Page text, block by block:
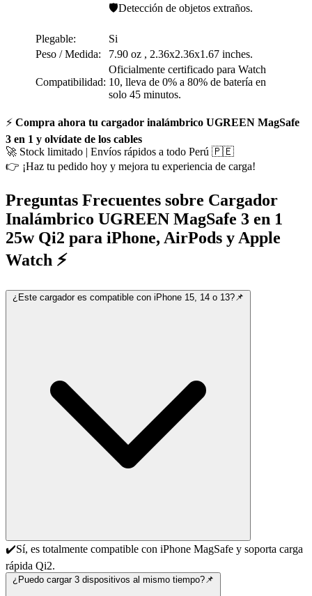
🛡️Detección de objetos extraños.
Plegable:
Si
Peso / Medida:
7.90 oz , 2.36x2.36x1.67 inches.
Compatibilidad:
Oficialmente certificado para Watch
10, lleva de 0% a 80% de batería en
solo 45 minutos.
⚡ Compra ahora tu cargador inalámbrico UGREEN MagSafe
3 en 1 y olvídate de los cables
🚀 Stock limitado | Envíos rápidos a todo Perú 🇵🇪
👉 ¡Haz tu pedido hoy y mejora tu experiencia de carga!
Preguntas Frecuentes sobre Cargador
Inalámbrico UGREEN MagSafe 3 en 1
25w Qi2 para iPhone, AirPods y Apple
Watch ⚡
¿Este cargador es compatible con iPhone 15, 14 o 13?📌
✔️Sí, es totalmente compatible con iPhone MagSafe y soporta carga
rápida Qi2.
¿Puedo cargar 3 dispositivos al mismo tiempo?📌